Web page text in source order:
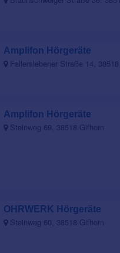
Amplifon Hörgeräte
Fallerslebener Straße 14,
Amplifon Hörgeräte
Steinweg 69, 38518 Gifhorn
OHRWERK Hörgeräte
Steinweg 60, 38518 Gifhorn